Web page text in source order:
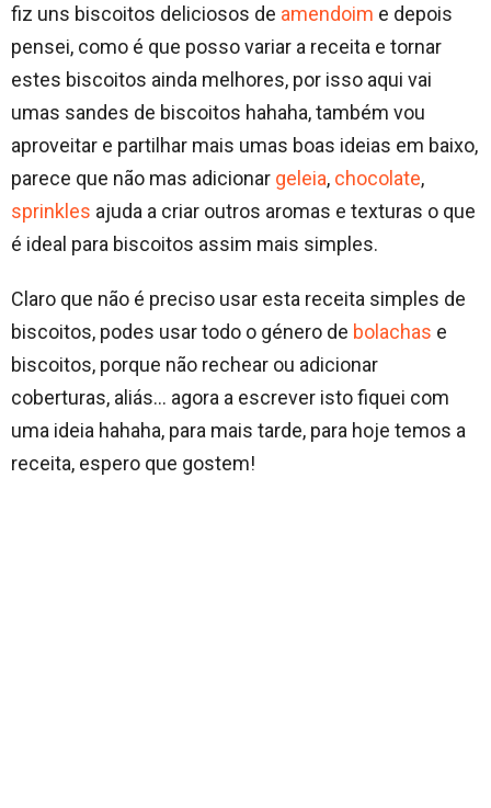
fiz uns biscoitos deliciosos de amendoim e depois
pensei, como é que posso variar a receita e tornar
estes biscoitos ainda melhores, por isso aqui vai
umas sandes de biscoitos hahaha, também vou
aproveitar e partilhar mais umas boas ideias em baixo,
parece que não mas adicionar geleia, chocolate,
sprinkles ajuda a criar outros aromas e texturas o que
é ideal para biscoitos assim mais simples.
Claro que não é preciso usar esta receita simples de
biscoitos, podes usar todo o género de bolachas e
biscoitos, porque não rechear ou adicionar
coberturas, aliás… agora a escrever isto fiquei com
uma ideia hahaha, para mais tarde, para hoje temos a
receita, espero que gostem!